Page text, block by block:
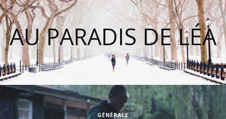
AU PARADIS DE LÉA
GÉNÉRALE